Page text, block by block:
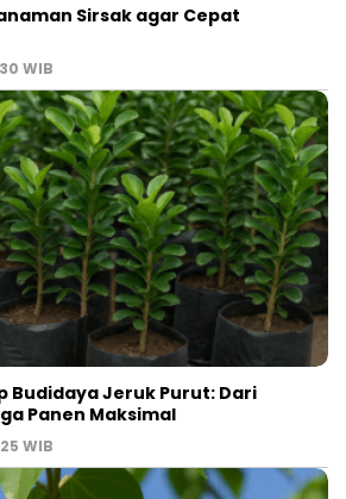
Sirsak agar Cepat
WIB
Budidaya Jeruk Purut: Dari
Panen Maksimal
WIB